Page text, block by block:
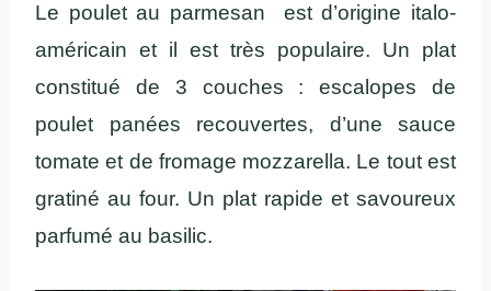
Le poulet au parmesan est d’origine italo-
américain et il est très populaire. Un plat
constitué de 3 couches : escalopes de
poulet panées recouvertes, d’une sauce
tomate et de fromage mozzarella. Le tout est
gratiné au four. Un plat rapide et savoureux
parfumé au basilic.